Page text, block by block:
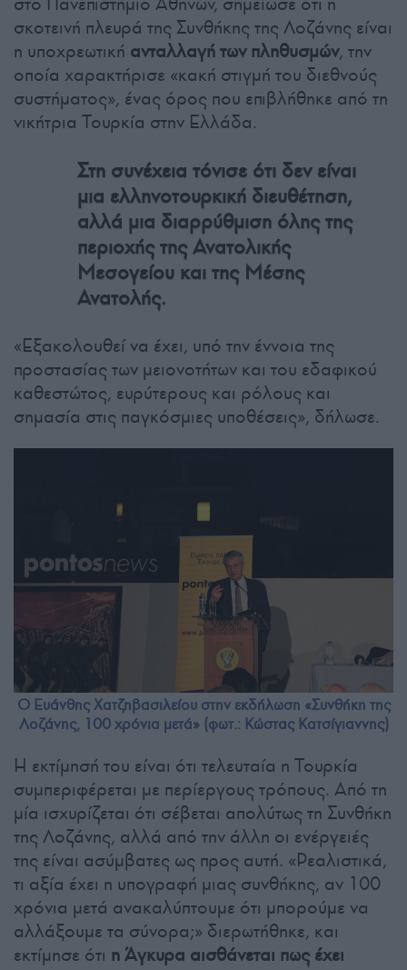
σκοτεινή πλευρά της Συνθήκης της Λοζάνης είναι
η υποχρεωτική ανταλλαγή των πληθυσμών, την
οποία χαρακτήρισε «κακή στιγμή του διεθνούς
συστήματος», ένας όρος που επιβλήθηκε από τη
νικήτρια Τουρκία στην Ελλάδα.
Στη συνέχεια τόνισε ότι δεν είναι
μια ελληνοτουρκική διευθέτηση,
αλλά μια διαρρύθμιση όλης της
περιοχής της Ανατολικής
Μεσογείου και της Μέσης
Ανατολής.
«Εξακολουθεί να έχει, υπό την έννοια της
προστασίας των μειονοτήτων και του εδαφικού
καθεστώτος, ευρύτερους και ρόλους και
σημασία στις παγκόσμιες υποθέσεις», δήλωσε.
Ο Ευάνθης Χατζηβασιλείου στην εκδήλωση «Συνθήκη της
Λοζάνης, 100 χρόνια μετά» (φωτ.: Κώστας Κατσίγιαννης)
Η εκτίμησή του είναι ότι τελευταία η Τουρκία
συμπεριφέρεται με περίεργους τρόπους. Από τη
μία ισχυρίζεται ότι σέβεται απολύτως τη Συνθήκη
της Λοζάνης, αλλά από την άλλη οι ενέργειές
της είναι ασύμβατες ως προς αυτή. «Ρεαλιστικά,
τι αξία έχει η υπογραφή μιας συνθήκης, αν 100
χρόνια μετά ανακαλύπτουμε ότι μπορούμε να
αλλάξουμε τα σύνορα;» διερωτήθηκε, και
εκτίμησε ότι η Άγκυρα αισθάνεται πως έχει